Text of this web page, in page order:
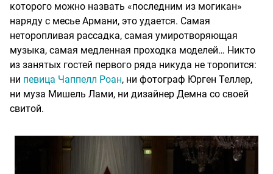
которого можно назвать «последним из могикан»
наряду с месье Армани, это удается. Самая
неторопливая рассадка, самая умиротворяющая
музыка, самая медленная проходка моделей… Никто
из занятых гостей первого ряда никуда не торопится:
ни певица Чаппелл Роан, ни фотограф Юрген Теллер,
ни муза Мишель Лами, ни дизайнер Демна со своей
свитой.